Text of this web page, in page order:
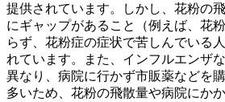
提供されています。しかし、花粉の
にギャップがあること（例えば、花
らず、花粉症の症状で苦しんでいる
れています。また、インフルエンザ
異なり、病院に行かず市販薬などを
多いため、花粉の飛散量や病院にか